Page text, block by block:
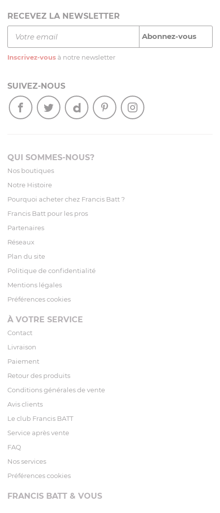
RECEVEZ LA NEWSLETTER
Inscrivez-vous à notre newsletter
SUIVEZ-NOUS
QUI SOMMES-NOUS?
Nos boutiques
Notre Histoire
Pourquoi acheter chez Francis Batt ?
Francis Batt pour les pros
Partenaires
Réseaux
Plan du site
Politique de confidentialité
Mentions légales
Préférences cookies
À VOTRE SERVICE
Contact
Livraison
Paiement
Retour des produits
Conditions générales de vente
Avis clients
Le club Francis BATT
Service après vente
FAQ
Nos services
Préférences cookies
FRANCIS BATT & VOUS